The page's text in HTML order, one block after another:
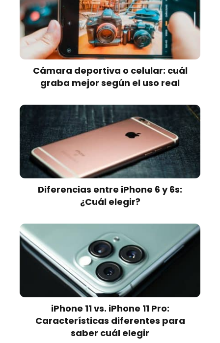
Cámara deportiva o celular: cuál
graba mejor según el uso real
Diferencias entre iPhone 6 y 6s:
¿Cuál elegir?
iPhone 11 vs. iPhone 11 Pro:
Características diferentes para
saber cuál elegir